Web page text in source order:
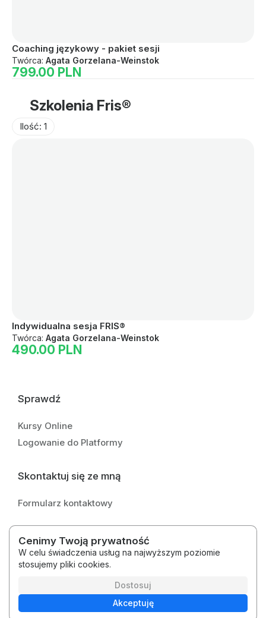
Coaching językowy - pakiet sesji
Twórca: Agata Gorzelana-Weinstok
799.00 PLN
Szkolenia Fris®️
Ilość: 1
Indywidualna sesja FRIS®️
Twórca: Agata Gorzelana-Weinstok
490.00 PLN
Sprawdź
Kursy Online
Logowanie do Platformy
Skontaktuj się ze mną
Formularz kontaktowy
RegulaminPolityka prywatności
Cenimy Twoją prywatność
W celu świadczenia usług na najwyższym poziomie
stosujemy pliki cookies.
Dostosuj
Akceptuję